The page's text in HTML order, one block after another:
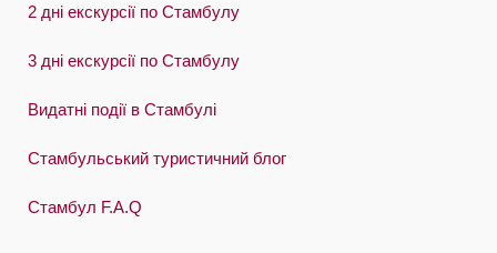
2 дні екскурсії по Стамбулу
3 дні екскурсії по Стамбулу
Видатні події в Стамбулі
Стамбульський туристичний блог
Стамбул F.A.Q